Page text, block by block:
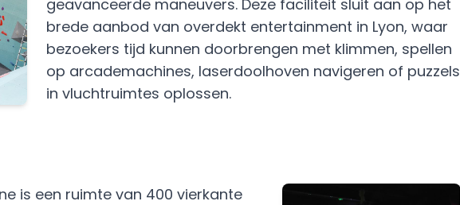
geavanceerde maneuvers. Deze faciliteit sluit aan op het
brede aanbod van overdekt entertainment in Lyon, waar
bezoekers tijd kunnen doorbrengen met klimmen, spellen
op arcademachines, laserdoolhoven navigeren of puzzels
in vluchtruimtes oplossen.
is een ruimte van 400 vierkante